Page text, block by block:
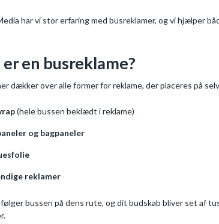
har vi stor erfaring med busreklamer, og vi hjælper
er en busreklame?
dækker over alle former for reklame, der placeres på
(hele bussen beklædt i reklame)
og bagpaneler
reklamer
følger bussen på dens rute, og dit budskab bliver set af